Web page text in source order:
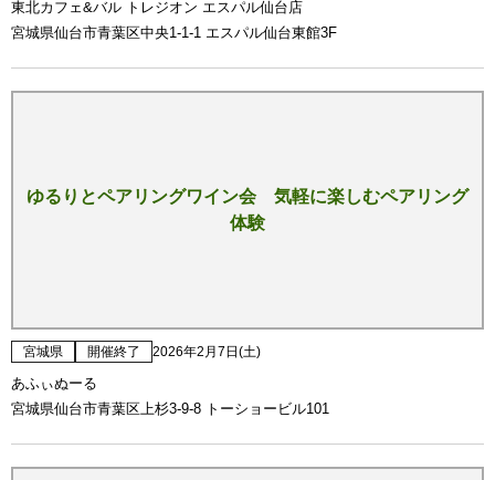
東北カフェ&バル トレジオン エスパル仙台店
宮城県仙台市青葉区中央1-1-1 エスパル仙台東館3F
ゆるりとペアリングワイン会 気軽に楽しむペアリング
体験
宮城県 開催終了 2026年2月7日(土)
あふぃぬーる
宮城県仙台市青葉区上杉3-9-8 トーショービル101